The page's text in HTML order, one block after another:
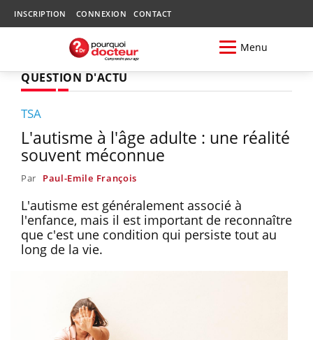
INSCRIPTION CONNEXION CONTACT
Menu
QUESTION D'ACTU
TSA
L'autisme à l'âge adulte : une réalité
souvent méconnue
Par Paul-Emile François
L'autisme est généralement associé à
l'enfance, mais il est important de reconnaître
que c'est une condition qui persiste tout au
long de la vie.